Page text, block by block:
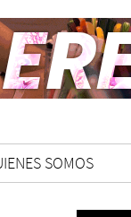
SOMOS